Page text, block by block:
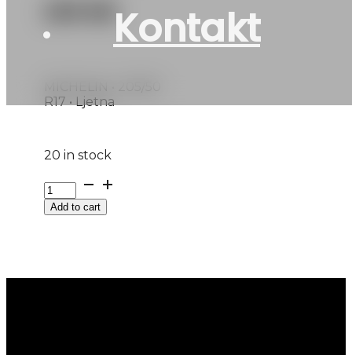
Kontakt
KM
R17 • Ljetna
20 in stock
205/50R17
PRIMACY-
5Add to cart